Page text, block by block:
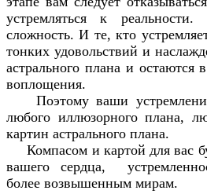
устремляться к
сложность. И те, кто
тонких удовольствий и
астрального плана и остаются
воплощения.
Поэтому ваши
любого иллюзорного плана,
картин астрального плана.
Компасом и картой для вас
вашего сердца,
более возвышенным мирам.